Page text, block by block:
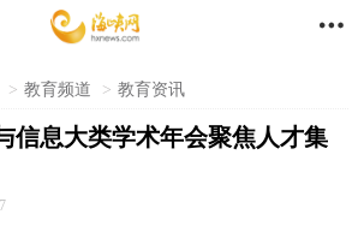

> 教育频道 > 教育资讯
信息大类学术年会聚焦人才集